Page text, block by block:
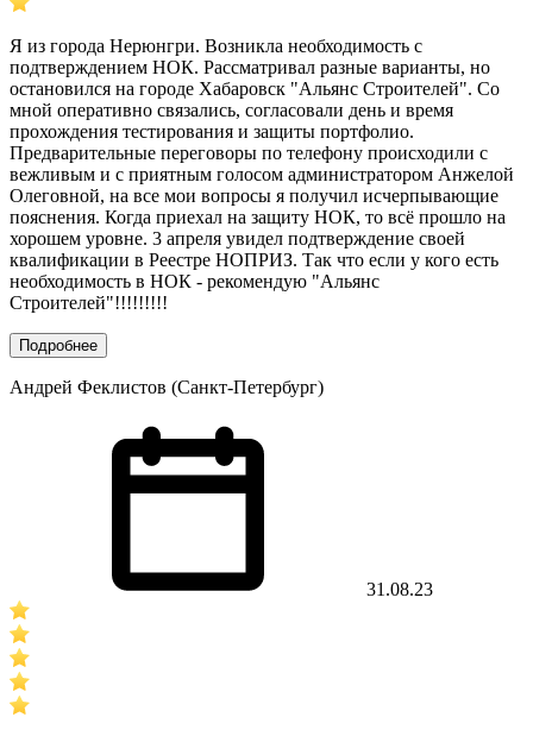
Я из города Нерюнгри. Возникла необходимость с
подтверждением НОК. Рассматривал разные варианты, но
остановился на городе Хабаровск "Альянс Строителей". Со
мной оперативно связались, согласовали день и время
прохождения тестирования и защиты портфолио.
Предварительные переговоры по телефону происходили с
вежливым и с приятным голосом администратором Анжелой
Олеговной, на все мои вопросы я получил исчерпывающие
пояснения. Когда приехал на защиту НОК, то всё прошло на
хорошем уровне. 3 апреля увидел подтверждение своей
квалификации в Реестре НОПРИЗ. Так что если у кого есть
необходимость в НОК - рекомендую "Альянс
Строителей"!!!!!!!!!
Подробнее
Андрей Феклистов (Санкт-Петербург)
31.08.23